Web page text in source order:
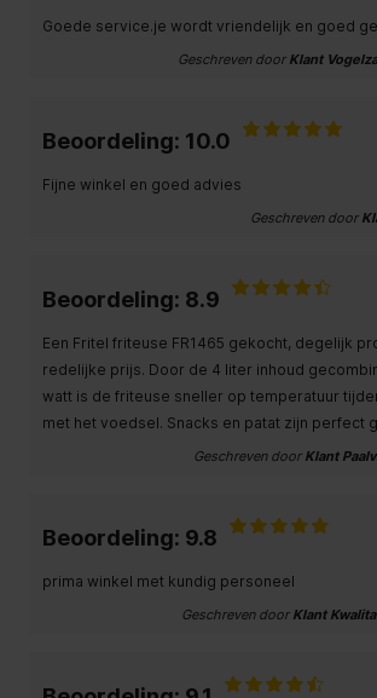
Goede service.je wordt vriendelijk en goed
Geschreven door Klant
Beoordeling: 10.0
Fijne winkel en goed advies
Geschreven door
Beoordeling: 8.9
Een Fritel friteuse FR1465 gekocht, degelijk
redelijke prijs. Door de 4 liter inhoud
watt is de friteuse sneller op temperatuur
met het voedsel. Snacks en patat zijn perfect
Geschreven door Klant
Beoordeling: 9.8
prima winkel met kundig personeel
Geschreven door Klant